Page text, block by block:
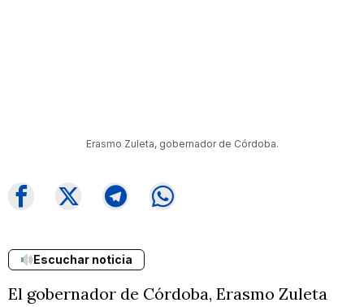
Erasmo Zuleta, gobernador de Córdoba.
Escuchar noticia
El gobernador de Córdoba, Erasmo Zuleta